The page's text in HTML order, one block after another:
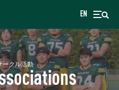
EN
ークル活動